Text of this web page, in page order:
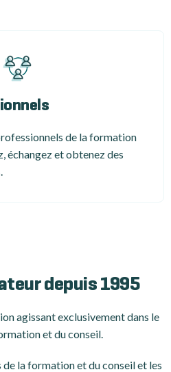
de la formation
échangez et obtenez des
depuis 1995
agissant exclusivement dans le
et du conseil.
la formation et du conseil et les